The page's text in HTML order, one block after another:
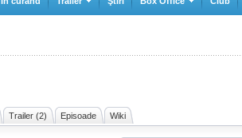
Trailer (2) Episoade Wiki